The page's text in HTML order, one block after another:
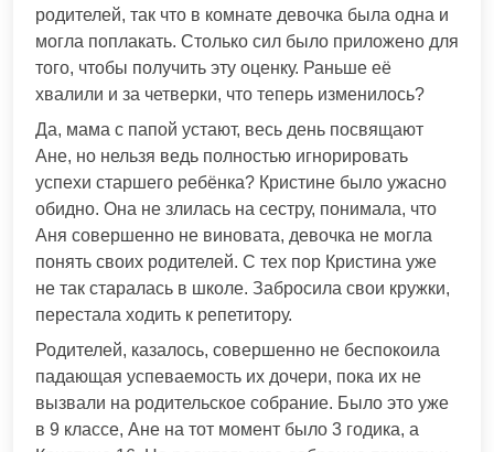
родителей, так что в комнате девочка была одна и
могла поплакать. Столько сил было приложено для
того, чтобы получить эту оценку. Раньше её
хвалили и за четверки, что теперь изменилось?
Да, мама с папой устают, весь день посвящают
Ане, но нельзя ведь полностью игнорировать
успехи старшего ребёнка? Кристине было ужасно
обидно. Она не злилась на сестру, понимала, что
Аня совершенно не виновата, девочка не могла
понять своих родителей. С тех пор Кристина уже
не так старалась в школе. Забросила свои кружки,
перестала ходить к репетитору.
Родителей, казалось, совершенно не беспокоила
падающая успеваемость их дочери, пока их не
вызвали на родительское собрание. Было это уже
в 9 классе, Ане на тот момент было 3 годика, а